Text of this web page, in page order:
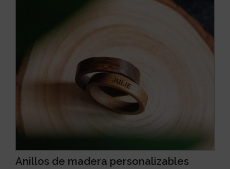
Anillos de madera personalizables